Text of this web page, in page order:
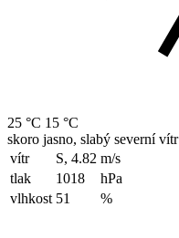
25 °C 15 °C
skoro jasno, slabý severní vítr
vítr
S, 4.82 m/s
tlak
1018
hPa
vlhkost 51 %